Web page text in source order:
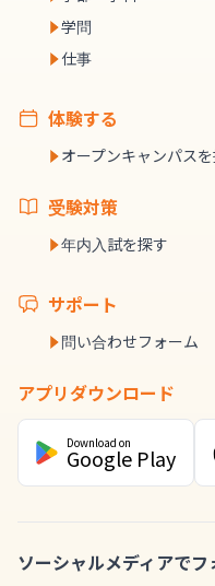
学問
仕事
体験する
オープンキャンパス
受験対策
年内入試を探す
サポート
問い合わせフォーム
アプリダウンロード
Download on
Google Play
ソーシャルメディアでフ